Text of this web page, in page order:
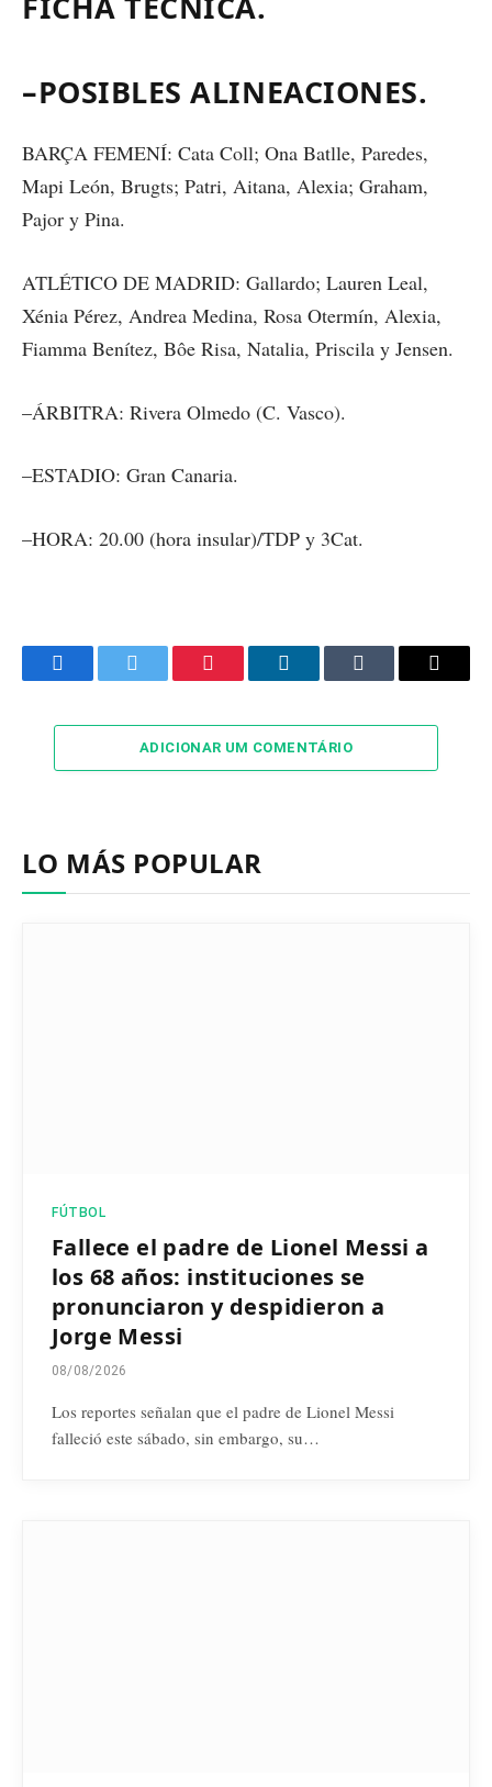
–POSIBLES ALINEACIONES.
BARÇA FEMENÍ: Cata Coll; Ona Batlle, Paredes,
Mapi León, Brugts; Patri, Aitana, Alexia; Graham,
Pajor y Pina.
ATLÉTICO DE MADRID: Gallardo; Lauren Leal,
Xénia Pérez, Andrea Medina, Rosa Otermín, Alexia,
Fiamma Benítez, Bôe Risa, Natalia, Priscila y Jensen.
–ÁRBITRA: Rivera Olmedo (C. Vasco).
–ESTADIO: Gran Canaria.
–HORA: 20.00 (hora insular)/TDP y 3Cat.
FacebookTwitter Pinterest LinkedInTumblr Email
ADICIONAR UM COMENTÁRIO
LO MÁS POPULAR
FÚTBOL
Fallece el padre de Lionel Messi a
los 68 años: instituciones se
pronunciaron y despidieron a
Jorge Messi
08/08/2026
Los reportes señalan que el padre de Lionel Messi
falleció este sábado, sin embargo, su…